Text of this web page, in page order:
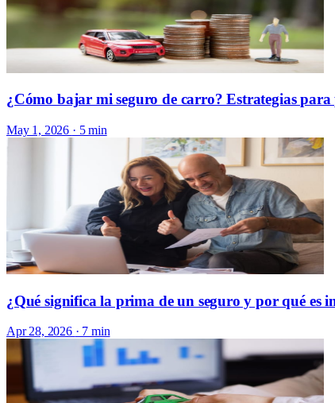
¿Cómo bajar mi seguro de carro? Estrategias para
May 1, 2026 · 5 min
¿Qué significa la prima de un seguro y por qué es
Apr 28, 2026 · 7 min